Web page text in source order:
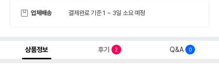
업체배송 결제완료 기준 1 ~ 3일 소요 예정
상품정보 후기 2 Q&A 0